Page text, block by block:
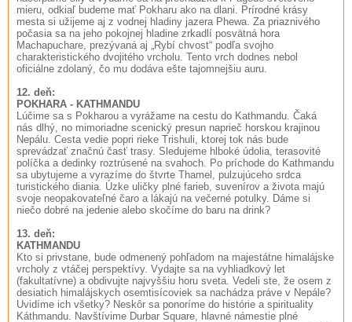
mieru, odkiaľ budeme mať Pokharu ako na dlani. Prírodné krásy
mesta si užijeme aj z vodnej hladiny jazera Phewa. Za priaznivého
počasia sa na jeho pokojnej hladine zrkadlí posvätná hora
Machapuchare, prezývaná aj „Rybí chvost“ podľa svojho
charakteristického dvojitého vrcholu. Tento vrch dodnes nebol
oficiálne zdolaný, čo mu dodáva ešte tajomnejšiu auru.
12. deň:
POKHARA - KATHMANDU
Lúčime sa s Pokharou a vyrážame na cestu do Kathmandu. Čaká
nás dlhý, no mimoriadne scenický presun naprieč horskou krajinou
Nepálu. Cesta vedie popri rieke Trishuli, ktorej tok nás bude
sprevádzať značnú časť trasy. Sledujeme hlboké údolia, terasovité
políčka a dedinky roztrúsené na svahoch. Po príchode do Kathmandu
sa ubytujeme a vyrazíme do štvrte Thamel, pulzujúceho srdca
turistického diania. Úzke uličky plné farieb, suvenírov a života majú
svoje neopakovateľné čaro a lákajú na večerné potulky. Dáme si
niečo dobré na jedenie alebo skočíme do baru na drink?
13. deň:
KATHMANDU
Kto si privstane, bude odmenený pohľadom na majestátne himalájske
vrcholy z vtáčej perspektívy. Vydajte sa na vyhliadkový let
(fakultatívne) a obdivujte najvyššiu horu sveta. Vedeli ste, že osem z
desiatich himalájskych osemtisícoviek sa nachádza práve v Nepále?
Uvidíme ich všetky? Neskôr sa ponoríme do histórie a spirituality
Káthmandu. Navštívime Durbar Square, hlavné námestie plné